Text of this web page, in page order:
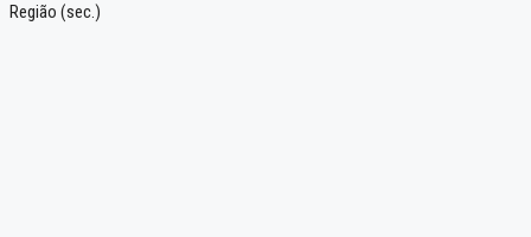
Região (sec.)